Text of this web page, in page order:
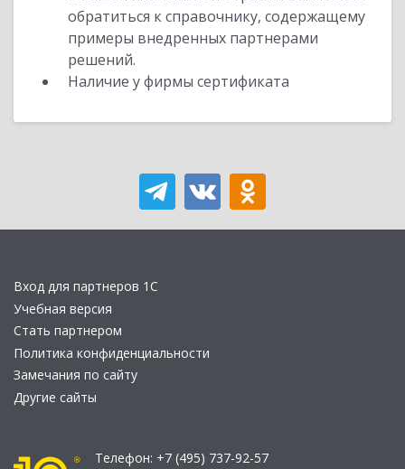
обратиться к справочнику, содержащему
примеры внедренных партнерами
решений.
Наличие у фирмы сертификата
Вход для партнеров 1С
Учебная версия
Стать партнером
Политика конфиденциальности
Замечания по сайту
Другие сайты
Телефон: +7 (495) 737-92-57